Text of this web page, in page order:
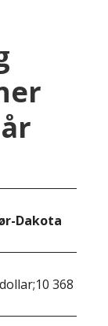
Dakota
368